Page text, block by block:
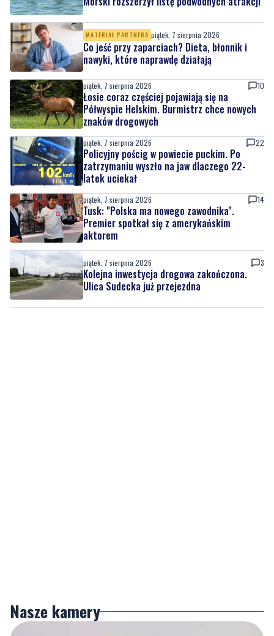
MATERIAŁ PARTNERA piątek, 7 sierpnia 2026
Co jeść przy zaparciach? Dieta, błonnik i
nawyki, które naprawdę działają
piątek, 7 sierpnia 2026 10
Łosie coraz częściej pojawiają się na
Półwyspie Helskim. Burmistrz chce nowych
znaków drogowych
piątek, 7 sierpnia 2026 22
Policyjny pościg w powiecie puckim. Po
zatrzymaniu wyszło na jaw dlaczego 22-
latek uciekał
piątek, 7 sierpnia 2026 14
Tusk: "Polska ma nowego zawodnika".
Premier spotkał się z amerykańskim
aktorem
piątek, 7 sierpnia 2026 3
Kolejna inwestycja drogowa zakończona.
Ulica Sudecka już przejezdna
Nasze kamery